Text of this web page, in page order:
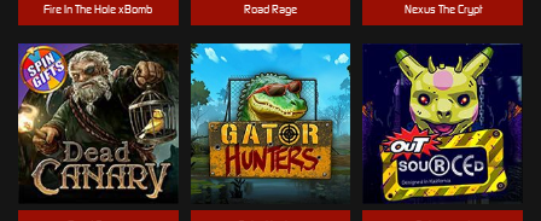
Nexus The Crypt
Fire In The Hole xBomb Road Rage